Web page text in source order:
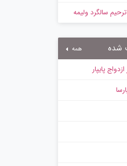
سالگرد ولیمه
شده همه
پایپار